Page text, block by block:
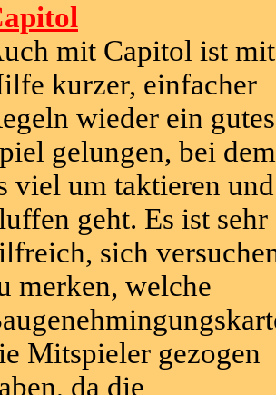
mit Capitol ist mit
kurzer, einfacher
wieder ein gutes
gelungen, bei dem
viel um taktieren und
geht. Es ist sehr
sich
merken, welche
Mitspieler gezogen
da die